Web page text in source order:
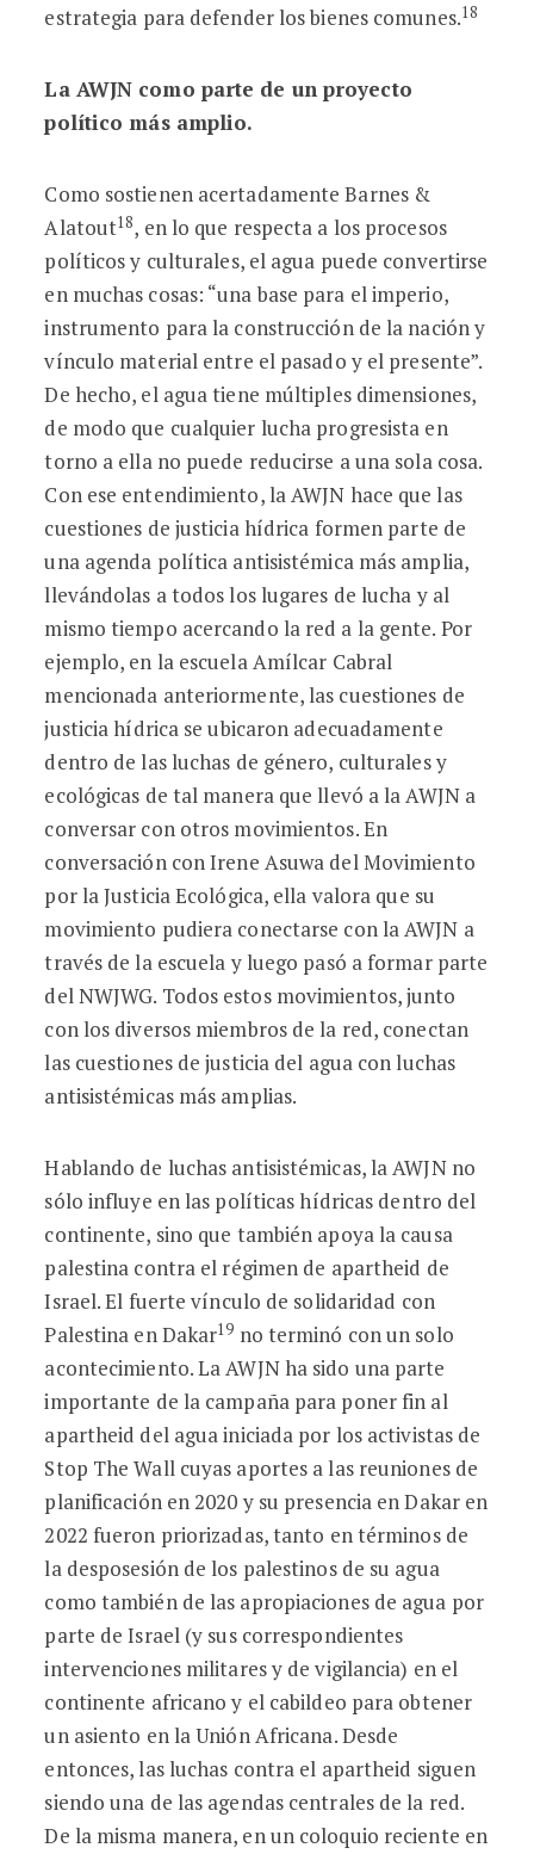
estrategia para defender los bienes comunes.18
La AWJN como parte de un proyecto
político más amplio.
Como sostienen acertadamente Barnes &
Alatout18, en lo que respecta a los procesos
políticos y culturales, el agua puede convertirse
en muchas cosas: “una base para el imperio,
instrumento para la construcción de la nación y
vínculo material entre el pasado y el presente”.
De hecho, el agua tiene múltiples dimensiones,
de modo que cualquier lucha progresista en
torno a ella no puede reducirse a una sola cosa.
Con ese entendimiento, la AWJN hace que las
cuestiones de justicia hídrica formen parte de
una agenda política antisistémica más amplia,
llevándolas a todos los lugares de lucha y al
mismo tiempo acercando la red a la gente. Por
ejemplo, en la escuela Amílcar Cabral
mencionada anteriormente, las cuestiones de
justicia hídrica se ubicaron adecuadamente
dentro de las luchas de género, culturales y
ecológicas de tal manera que llevó a la AWJN a
conversar con otros movimientos. En
conversación con Irene Asuwa del Movimiento
por la Justicia Ecológica, ella valora que su
movimiento pudiera conectarse con la AWJN a
través de la escuela y luego pasó a formar parte
del NWJWG. Todos estos movimientos, junto
con los diversos miembros de la red, conectan
las cuestiones de justicia del agua con luchas
antisistémicas más amplias.
Hablando de luchas antisistémicas, la AWJN no
sólo influye en las políticas hídricas dentro del
continente, sino que también apoya la causa
palestina contra el régimen de apartheid de
Israel. El fuerte vínculo de solidaridad con
Palestina en Dakar19 no terminó con un solo
acontecimiento. La AWJN ha sido una parte
importante de la campaña para poner fin al
apartheid del agua iniciada por los activistas de
Stop The Wall cuyas aportes a las reuniones de
planificación en 2020 y su presencia en Dakar en
2022 fueron priorizadas, tanto en términos de
la desposesión de los palestinos de su agua
como también de las apropiaciones de agua por
parte de Israel (y sus correspondientes
intervenciones militares y de vigilancia) en el
continente africano y el cabildeo para obtener
un asiento en la Unión Africana. Desde
entonces, las luchas contra el apartheid siguen
siendo una de las agendas centrales de la red.
De la misma manera, en un coloquio reciente en